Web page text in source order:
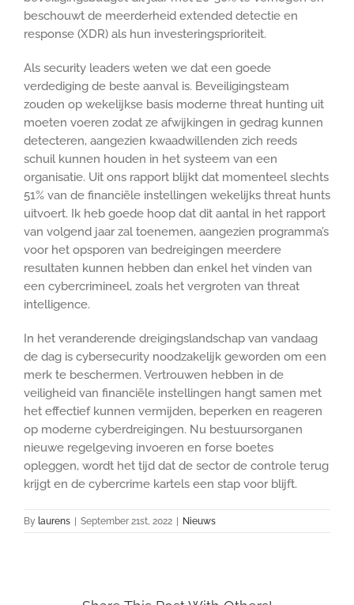
beschouwt de meerderheid extended detectie en
response (XDR) als hun investeringsprioriteit.
Als security leaders weten we dat een goede
verdediging de beste aanval is. Beveiligingsteam
zouden op wekelijkse basis moderne threat hunting uit
moeten voeren zodat ze afwijkingen in gedrag kunnen
detecteren, aangezien kwaadwillenden zich reeds
schuil kunnen houden in het systeem van een
organisatie. Uit ons rapport blijkt dat momenteel slechts
51% van de financiële instellingen wekelijks threat hunts
uitvoert. Ik heb goede hoop dat dit aantal in het rapport
van volgend jaar zal toenemen, aangezien programma’s
voor het opsporen van bedreigingen meerdere
resultaten kunnen hebben dan enkel het vinden van
een cybercrimineel, zoals het vergroten van threat
intelligence.
In het veranderende dreigingslandschap van vandaag
de dag is cybersecurity noodzakelijk geworden om een
merk te beschermen. Vertrouwen hebben in de
veiligheid van financiële instellingen hangt samen met
het effectief kunnen vermijden, beperken en reageren
op moderne cyberdreigingen. Nu bestuursorganen
nieuwe regelgeving invoeren en forse boetes
opleggen, wordt het tijd dat de sector de controle terug
krijgt en de cybercrime kartels een stap voor blijft.
By laurens | September 21st, 2022 | Nieuws